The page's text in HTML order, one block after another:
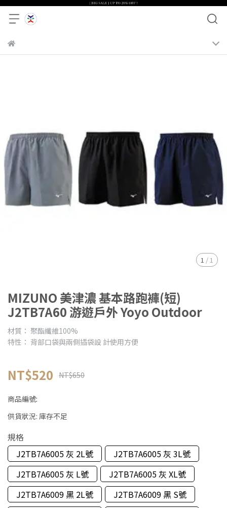
1 /1
MIZUNO 美津濃 基本路跑褲(短)
J2TB7A60 游遊戶外 Yoyo Outdoor
材質： 聚酯纖維100%
特性： 背部口袋與兩側插袋設 計使用方便
NT$520 NT$650
商品編號:
供貨狀況: 庫存不足
規格
J2TB7A6005 灰 2L號
J2TB7A6005 灰 3L號
J2TB7A6005 灰 L號
J2TB7A6005 灰 XL號
J2TB7A6009 黑 2L號
J2TB7A6009 黑 S號